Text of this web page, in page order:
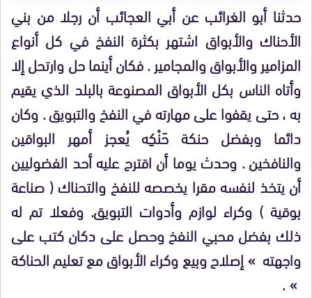
حدثنا أبو الغرائب عن أبي العجائب أن رجلا من بني
الأحناك والأبواق اشتهر بكثرة النفخ في كل أنواع
المزامير والأبواق والمجامير . فكان أينما حل وارتحل إلا
وأتاه الناس بكل الأبواق المصنوعة بالبلد الذي يقيم
به ، حتى يقفوا على مهارته في النفخ والتبويق . وكان
دائما وبفضل حنكة حَنْكِه يُعجز أمهر البواقين
والنافخين . وحدث يوما أن اقترح عليه أحد الفضوليين
أن يتخذ لنفسه مقرا يخصصه للنفخ والتحناك ( صناعة
بوقية ) وكراء لوازم وأدوات التبويق. وفعلا تم له
ذلك بفضل محبي النفخ وحصل على دكان كتب على
واجهته » إصلاح وبيع وكراء الأبواق مع تعليم الحناكة
» .